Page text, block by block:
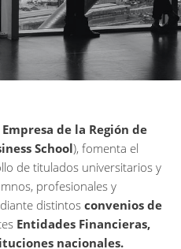
de la Región de
School), fomenta el
de titulados universitarios y
profesionales y
distintosconvenios de
Entidades Financieras,
nacionales.